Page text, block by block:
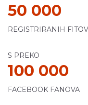
50 000
REGISTRIRANIH
S PREKO
100 000
FACEBOOK FANOVA